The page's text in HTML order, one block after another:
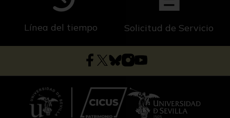
Línea del tiempo Solicitud de Servicio